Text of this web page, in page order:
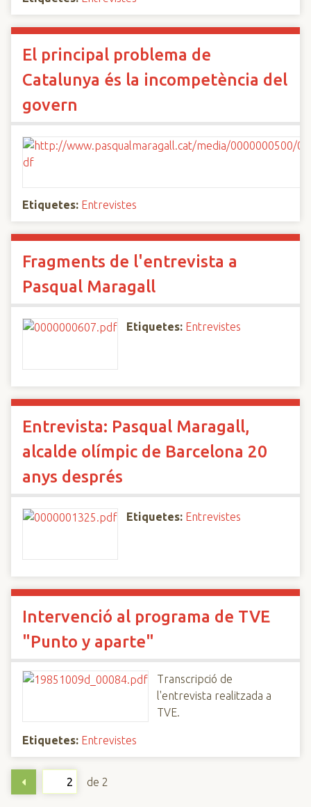
El principal problema de
Catalunya és la incompetència del
govern
Etiquetes: Entrevistes
Fragments de l'entrevista a
Pasqual Maragall
Etiquetes: Entrevistes
Entrevista: Pasqual Maragall,
alcalde olímpic de Barcelona 20
anys després
Etiquetes: Entrevistes
Intervenció al programa de TVE
"Punto y aparte"
Transcripció de
l'entrevista realitzada a
TVE.
Etiquetes: Entrevistes
de 2